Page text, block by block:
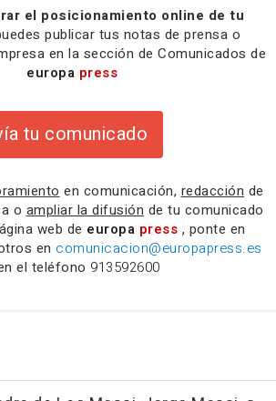
el posicionamiento online de tu
publicar tus notas de prensa o
en la sección de Comunicados de
europa press
tu comunicado
en comunicación, redacción de
o ampliar la difusión de tu comunicado
web de europa press , ponte en
en comunicacion@europapress.es
el teléfono 913592600